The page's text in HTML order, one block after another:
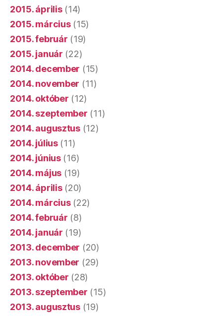
2015. április(14)
2015. március(15)
2015. február (19)
2015. január (22)
2014. december (15)
2014. november (11)
2014. október (12)
2014. szeptember (11)
2014. augusztus(12)
2014. július(11)
2014. június(16)
2014. május (19)
2014. április(20)
2014. március(22)
2014. február (8)
2014. január (19)
2013. december (20)
2013. november (29)
2013. október (28)
2013. szeptember (15)
2013. augusztus(19)